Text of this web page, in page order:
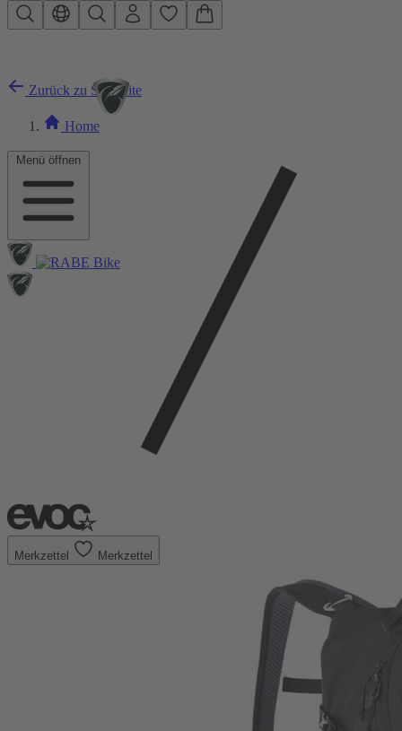
Zum Hauptinhalt springen
Menü öffnen
Zurück zu Startseite
Home
Merkzettel Merkzettel